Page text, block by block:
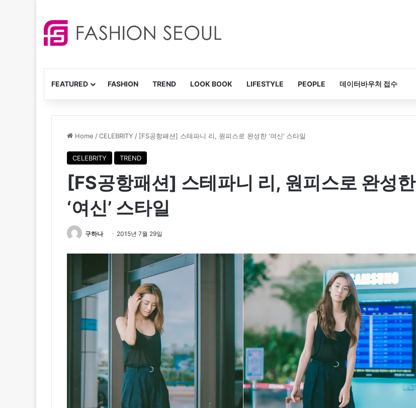
FEATURED FASHION TREND LOOK BOOK LIFESTYLE PEOPLE 데이터바우처 접수
Home /CELEBRITY / [FS공항패션] 스테파니 리, 원피스로 완성한 ‘여신’ 스타일
CELEBRITY TREND
[FS공항패션] 스테파니 리, 원피스로 완성한
‘여신’ 스타일
구하나 2015년 7월 29일